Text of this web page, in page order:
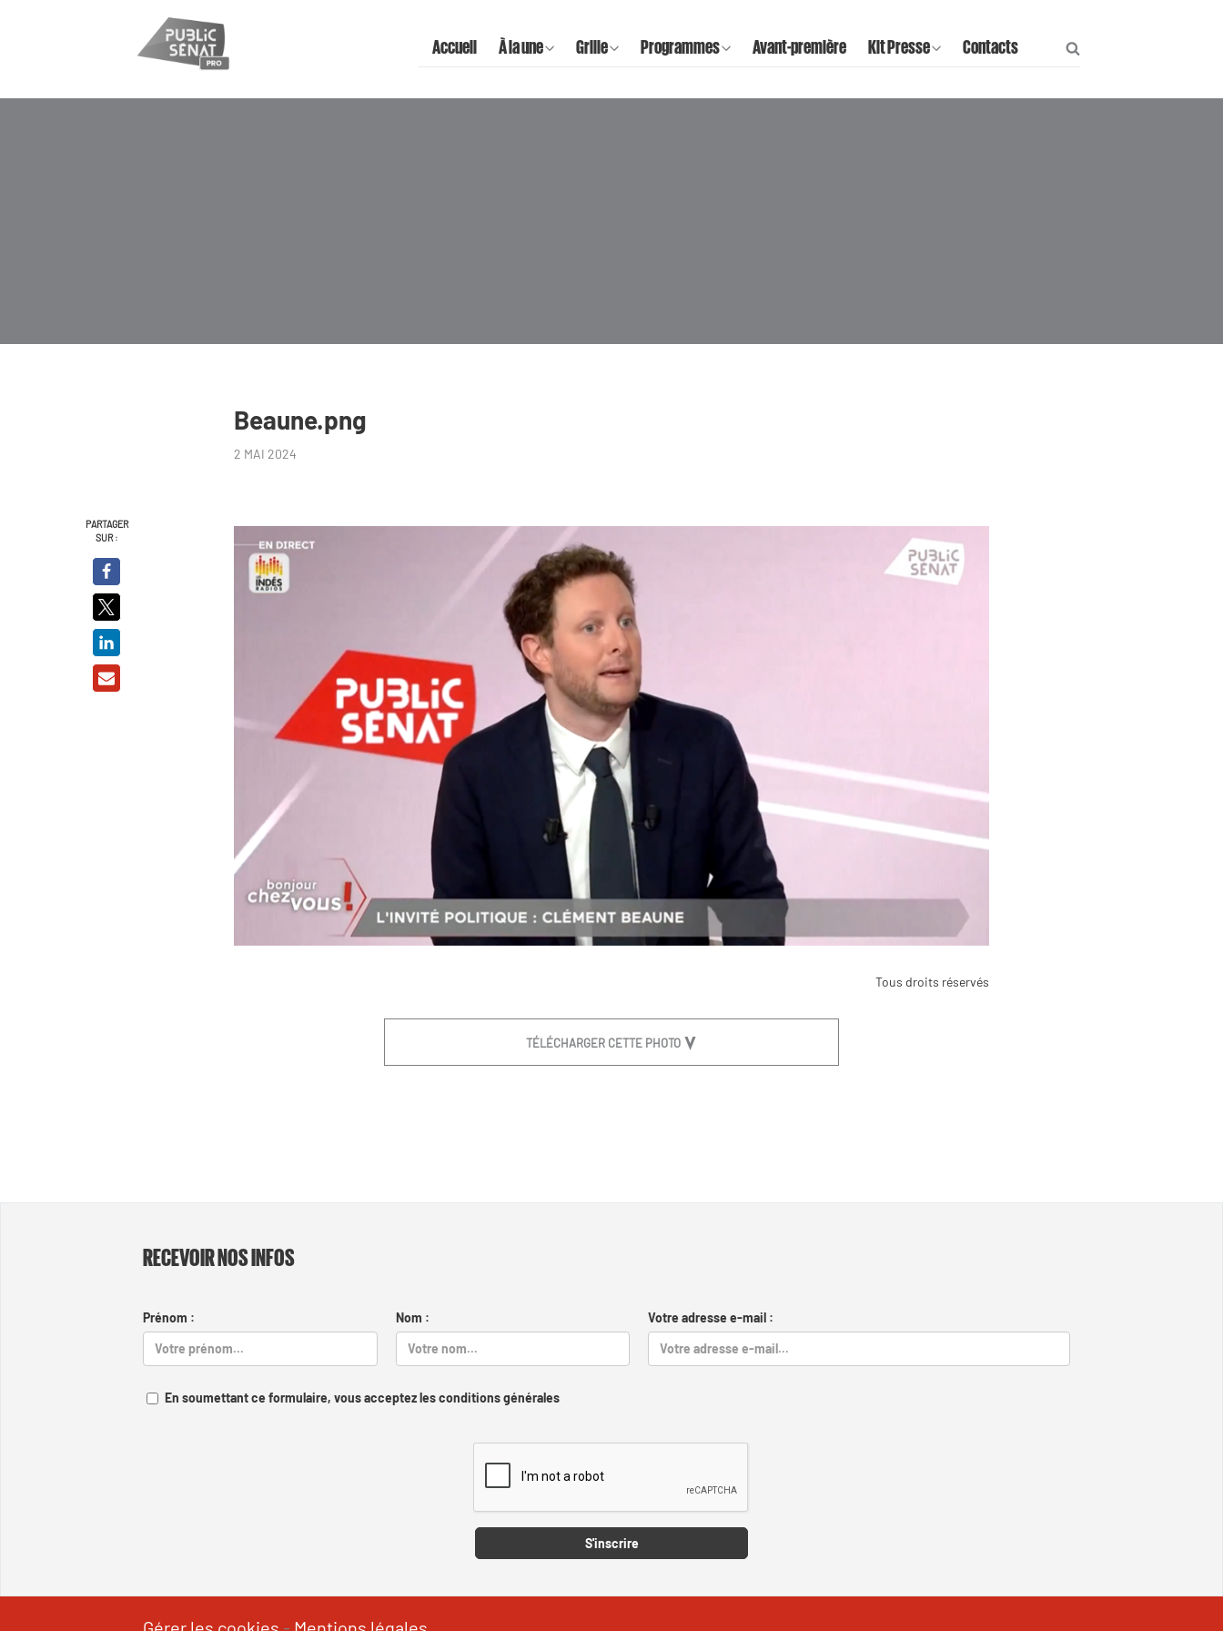
Accueil À la une Grille Programmes Avant-première Kit Presse Contacts
Beaune.png
2 MAI 2024
PARTAGER
SUR :
Tous droits réservés
TÉLÉCHARGER CETTE PHOTO
RECEVOIR NOS INFOS
Prénom : Nom : Votre adresse e-mail :
En soumettant ce formulaire, vous acceptez les conditions générales
S'inscrire